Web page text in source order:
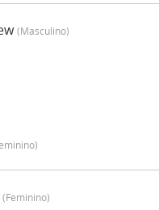
(masculino)
(feminino)